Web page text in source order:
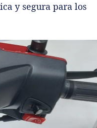
y segura para los